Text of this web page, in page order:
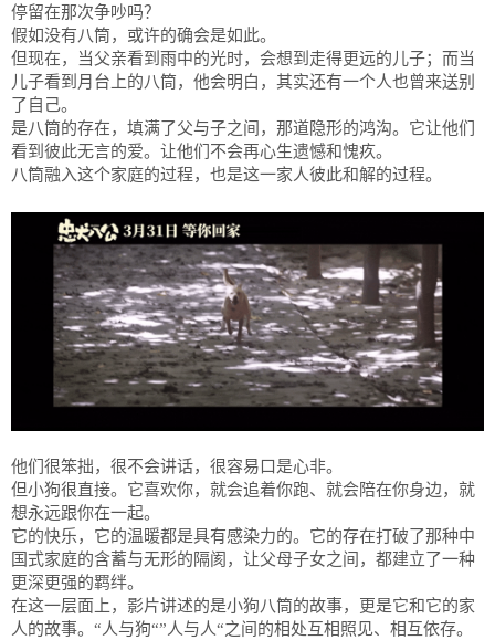
停留在那次争吵吗？
假如没有八筒，或许的确会是如此。
但现在，当父亲看到雨中的光时，会想到走得更远的儿子；而当
儿子看到月台上的八筒，他会明白，其实还有一个人也曾来送别
了自己。
是八筒的存在，填满了父与子之间，那道隐形的鸿沟。它让他们
看到彼此无言的爱。让他们不会再心生遗憾和愧疚。
八筒融入这个家庭的过程，也是这一家人彼此和解的过程。
他们很笨拙，很不会讲话，很容易口是心非。
但小狗很直接。它喜欢你，就会追着你跑、就会陪在你身边，就
想永远跟你在一起。
它的快乐，它的温暖都是具有感染力的。它的存在打破了那种中
国式家庭的含蓄与无形的隔阂，让父母子女之间，都建立了一种
更深更强的羁绊。
在这一层面上，影片讲述的是小狗八筒的故事，更是它和它的家
人的故事。“人与狗“”人与人“之间的相处互相照见、相互依存。